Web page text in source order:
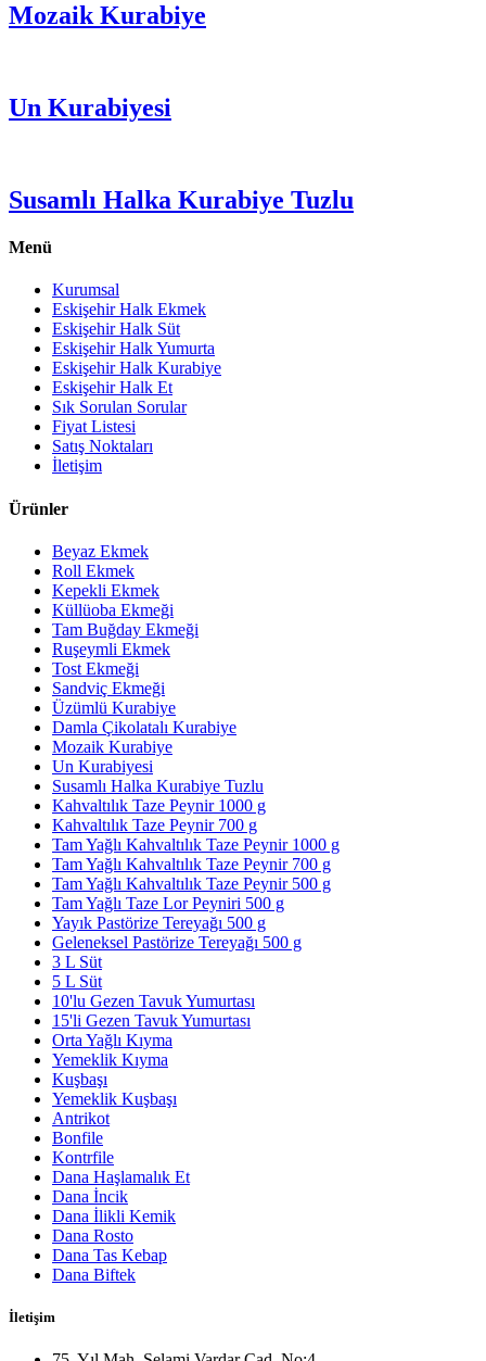
Mozaik Kurabiye
Un Kurabiyesi
Susamlı Halka Kurabiye Tuzlu
Menü
Kurumsal
Eskişehir Halk Ekmek
Eskişehir Halk Süt
Eskişehir Halk Yumurta
Eskişehir Halk Kurabiye
Eskişehir Halk Et
Sık Sorulan Sorular
Fiyat Listesi
Satış Noktaları
İletişim
Ürünler
Beyaz Ekmek
Roll Ekmek
Kepekli Ekmek
Küllüoba Ekmeği
Tam Buğday Ekmeği
Ruşeymli Ekmek
Tost Ekmeği
Sandviç Ekmeği
Üzümlü Kurabiye
Damla Çikolatalı Kurabiye
Mozaik Kurabiye
Un Kurabiyesi
Susamlı Halka Kurabiye Tuzlu
Kahvaltılık Taze Peynir 1000 g
Kahvaltılık Taze Peynir 700 g
Tam Yağlı Kahvaltılık Taze Peynir 1000 g
Tam Yağlı Kahvaltılık Taze Peynir 700 g
Tam Yağlı Kahvaltılık Taze Peynir 500 g
Tam Yağlı Taze Lor Peyniri 500 g
Yayık Pastörize Tereyağı 500 g
Geleneksel Pastörize Tereyağı 500 g
3 L Süt
5 L Süt
10'lu Gezen Tavuk Yumurtası
15'li Gezen Tavuk Yumurtası
Orta Yağlı Kıyma
Yemeklik Kıyma
Kuşbaşı
Yemeklik Kuşbaşı
Antrikot
Bonfile
Kontrfile
Dana Haşlamalık Et
Dana İncik
Dana İlikli Kemik
Dana Rosto
Dana Tas Kebap
Dana Biftek
İletişim